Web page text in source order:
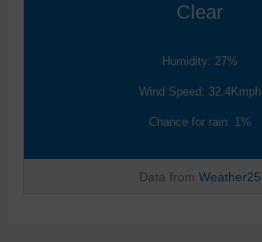
Clear
Humidity: 27%
Wind Speed: 32.4Kmph
Chance for rain: 1%
Data from Weather25